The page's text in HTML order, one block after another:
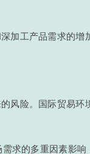
加工产品需求的增
风险。国际贸易环
求的多重因素影